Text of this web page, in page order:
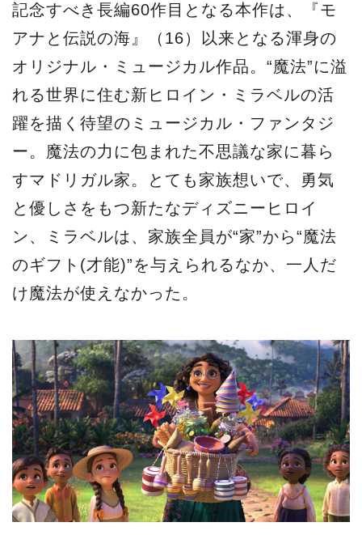
記念すべき長編60作目となる本作は、『モ
アナと伝説の海』（16）以来となる渾身の
オリジナル・ミュージカル作品。“魔法”に溢
れる世界に住む新ヒロイン・ミラベルの活
躍を描く待望のミュージカル・ファンタジ
ー。魔法の力に包まれた不思議な家に暮ら
すマドリガル家。とても家族想いで、勇気
と優しさをもつ新たなディズニーヒロイ
ン、ミラベルは、家族全員が“家”から“魔法
のギフト(才能)”を与えられるなか、一人だ
け魔法が使えなかった。